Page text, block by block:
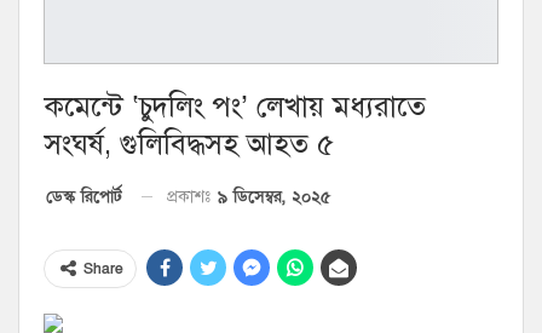
কমেন্টে ‘চুদলিং পং’ লেখায় মধ্যরাতে
সংঘর্ষ, গুলিবিদ্ধসহ আহত ৫
ডেস্ক রিপোর্ট প্রকাশঃ ৯ ডিসেম্বর, ২০২৫
Share